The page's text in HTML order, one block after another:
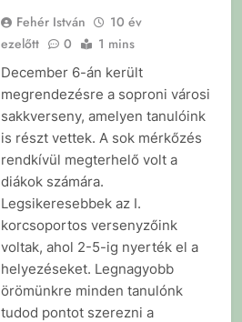
Fehér István
10 év
ezelőtt
0 1 mins
December 6-án került
megrendezésre a soproni városi
sakkverseny, amelyen tanulóink
is részt vettek. A sok mérkőzés
rendkívül megterhelő volt a
diákok számára.
Legsikeresebbek az I.
korcsoportos versenyzőink
voltak, ahol 2-5-ig nyerték el a
helyezéseket. Legnagyobb
örömünkre minden tanulónk
tudod pontot szerezni a